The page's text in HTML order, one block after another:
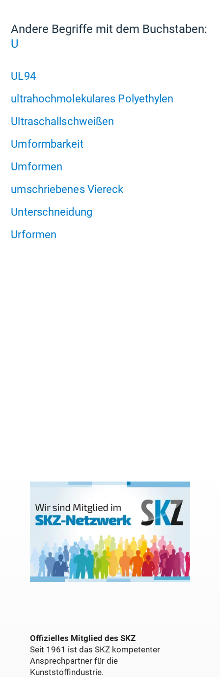
Andere Begriffe mit dem Buchstaben:
U
UL94
ultrahochmolekulares Polyethylen
Ultraschallschweißen
Umformbarkeit
Umformen
umschriebenes Viereck
Unterschneidung
Urformen
Offizielles Mitglied des SKZ
Seit 1961 ist das SKZ kompetenter
Ansprechpartner für die
Kunststoffindustrie.